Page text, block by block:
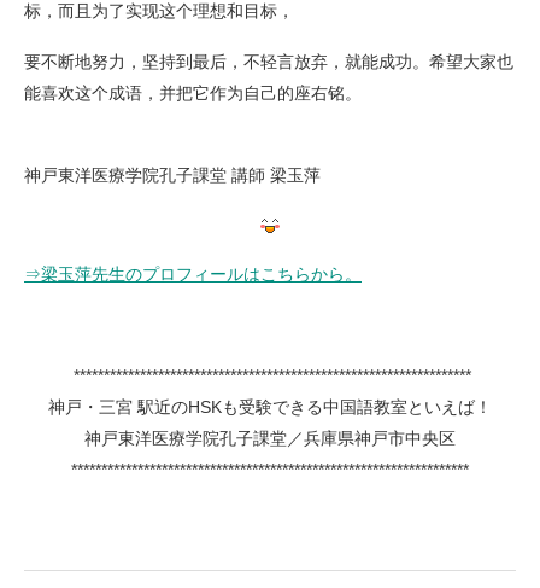
标，而且为了实现这个理想和目标，
要不断地努力，坚持到最后，不轻言放弃，就能成功。希望大家也
能喜欢这个成语，并把它作为自己的座右铭。
神戸東洋医療学院孔子課堂 講師 梁玉萍
⇒梁玉萍先生のプロフィールはこちらから。
******************************************************************
神戸・三宮 駅近のHSKも受験できる中国語教室といえば！
神戸東洋医療学院孔子課堂／兵庫県神戸市中央区
******************************************************************